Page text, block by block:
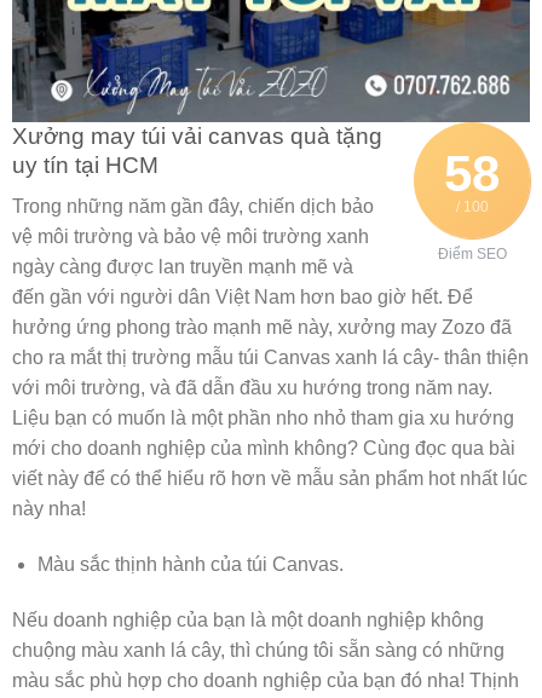
58
/ 100
Điểm SEO
Xưởng may túi vải canvas quà tặng
uy tín tại HCM
Trong những năm gần đây, chiến dịch bảo
vệ môi trường và bảo vệ môi trường xanh
ngày càng được lan truyền mạnh mẽ và
đến gần với người dân Việt Nam hơn bao giờ hết. Để
hưởng ứng phong trào mạnh mẽ này, xưởng may Zozo đã
cho ra mắt thị trường mẫu túi Canvas xanh lá cây- thân thiện
với môi trường, và đã dẫn đầu xu hướng trong năm nay.
Liệu bạn có muốn là một phần nho nhỏ tham gia xu hướng
mới cho doanh nghiệp của mình không? Cùng đọc qua bài
viết này để có thể hiểu rõ hơn về mẫu sản phẩm hot nhất lúc
này nha!
Màu sắc thịnh hành của túi Canvas.
Nếu doanh nghiệp của bạn là một doanh nghiệp không
chuộng màu xanh lá cây, thì chúng tôi sẵn sàng có những
màu sắc phù hợp cho doanh nghiệp của bạn đó nha! Thịnh